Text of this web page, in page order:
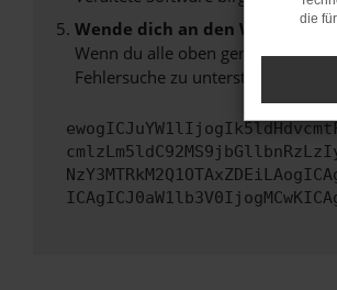
Wende dich an den
Wenn du alle oben genannten
Fehlersuche zu unterstützen:
die